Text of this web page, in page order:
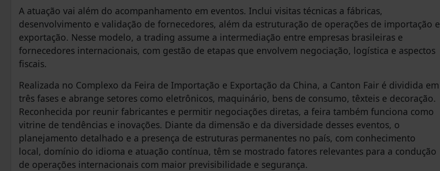
A atuação vai além do acompanhamento em eventos. Inclui visitas técnicas a fábricas,
desenvolvimento e validação de fornecedores, além da estruturação de operações de importação e
exportação. Nesse modelo, a trading assume a intermediação entre empresas brasileiras e
fornecedores internacionais, com gestão de etapas que envolvem negociação, logística e aspectos
fiscais.
Realizada no Complexo da Feira de Importação e Exportação da China, a Canton Fair é dividida em
três fases e abrange setores como eletrônicos, maquinário, bens de consumo, têxteis e decoração.
Reconhecida por reunir fabricantes e permitir negociações diretas, a feira também funciona como
vitrine de tendências e inovações. Diante da dimensão e da diversidade desses eventos, o
planejamento detalhado e a presença de estruturas permanentes no país, com conhecimento
local, domínio do idioma e atuação contínua, têm se mostrado fatores relevantes para a condução
de operações internacionais com maior previsibilidade e segurança.